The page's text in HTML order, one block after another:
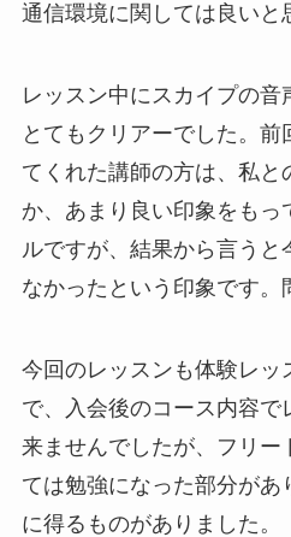
通信環境に関しては良いと
レッスン中にスカイプの音
とてもクリアーでした。前
てくれた講師の方は、私と
か、あまり良い印象をもっ
ルですが、結果から言うと
なかったという印象です。
今回のレッスンも体験レッ
で、入会後のコース内容で
来ませんでしたが、フリー
ては勉強になった部分があ
に得るものがありました。